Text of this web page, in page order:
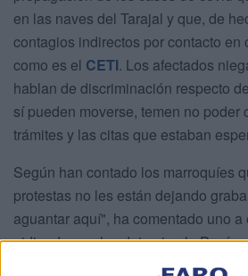
en las naves del Tarajal y que, de
contagios indirectos por contacto en
como es el CETI. Los afectados
hablan de discriminación respecto
sí pueden moverse, temen no poder
trámites y las citas que estaban
Según han contado los marroquíes
protestas no les están dejando
aguantar aquí", ha comentado uno a
pidiendo que les dejen ir a la
Uno de ellos asegura que un amigo